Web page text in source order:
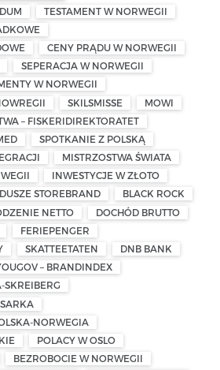
TESTAMENT W NORWEGII
CENY PRĄDU W NORWEGII
SEPERACJA W NORWEGII
W NORWEGII
SKILSMISSE
MOWI
– FISKERIDIREKTORATET
SPOTKANIE Z POLSKĄ
MISTRZOSTWA ŚWIATA
INWESTYCJE W ZŁOTO
STOREBRAND
BLACK ROCK
NETTO
DOCHÓD BRUTTO
FERIEPENGER
SKATTEETATEN
DNB BANK
– BRANDINDEX
NORWEGIA
POLACY W OSLO
BEZROBOCIE W NORWEGII